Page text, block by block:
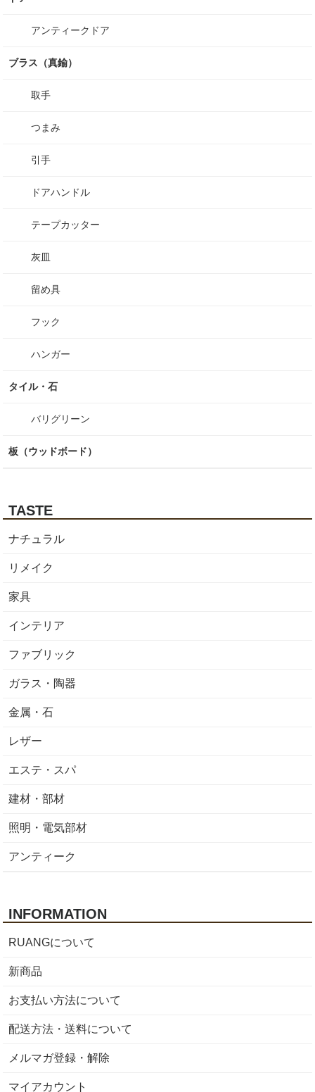
アンティークドア
ブラス（真鍮）
取手
つまみ
引手
ドアハンドル
テープカッター
灰皿
留め具
フック
ハンガー
タイル・石
バリグリーン
板（ウッドボード）
TASTE
ナチュラル
リメイク
家具
インテリア
ファブリック
ガラス・陶器
金属・石
レザー
エステ・スパ
建材・部材
照明・電気部材
アンティーク
INFORMATION
RUANGについて
新商品
お支払い方法について
配送方法・送料について
メルマガ登録・解除
マイアカウント